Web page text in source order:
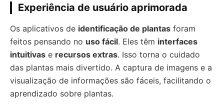
Experiência de usuário aprimorada
Os aplicativos de identificação de plantas foram
feitos pensando no uso fácil. Eles têm interfaces
intuitivas e recursos extras. Isso torna o cuidado
das plantas mais divertido. A captura de imagens e a
visualização de informações são fáceis, facilitando o
aprendizado sobre plantas.